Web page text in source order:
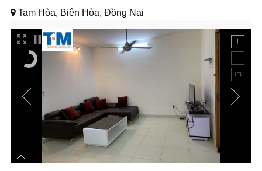
Tam Hòa, Biên Hòa, Đồng Nai